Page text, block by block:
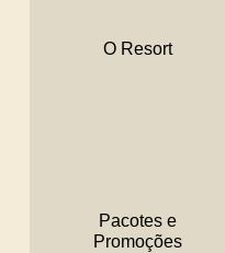
O Resort
Pacotes e
Promoções